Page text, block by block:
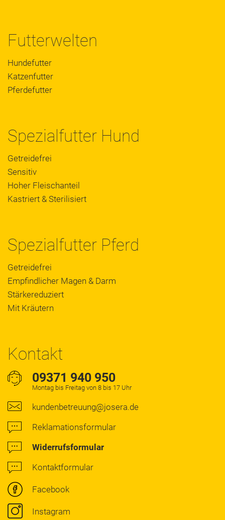
Futterwelten
Hundefutter
Katzenfutter
Pferdefutter
Spezialfutter Hund
Getreidefrei
Sensitiv
Hoher Fleischanteil
Kastriert & Sterilisiert
Spezialfutter Pferd
Getreidefrei
Empfindlicher Magen & Darm
Stärkereduziert
Mit Kräutern
Kontakt
09371 940 950
Montag bis Freitag von 8 bis 17 Uhr
kundenbetreuung@josera.de
Reklamationsformular
Widerrufsformular
Kontaktformular
Facebook
Instagram